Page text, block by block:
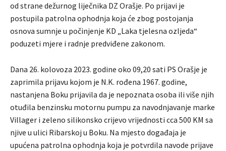
od strane dežurnog liječnika DZ Orašje. Po prijavi je
postupila patrolna ophodnja koja će zbog postojanja
osnova sumnje u počinjenje KD „Laka tjelesna ozljeda“
poduzeti mjere i radnje predviđene zakonom.
Dana 26. kolovoza 2023. godine oko 09,20 sati PS Orašje je
zaprimila prijavu kojom je N.K. rođena 1967. godine,
nastanjena Boku prijavila da je nepoznata osoba ili više njih
otuđila benzinsku motornu pumpu za navodnjavanje marke
Villager i zeleno silikonsko crijevo vrijednosti cca 500 KM sa
njive u ulici Ribarskoj u Boku. Na mjesto događaja je
upućena patrolna ophodnja koja je potvrdila navode prijave